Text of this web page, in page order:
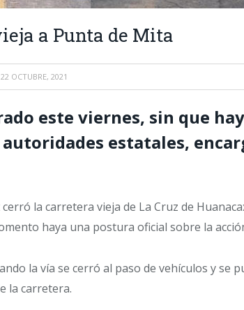
a Punta de Mita
22 OCTUBRE, 2021
este viernes, sin que
estatales,
la carretera vieja de La Cruz de
haya una postura oficial sobre la
la vía se cerró al paso de vehículos y se
la carretera.